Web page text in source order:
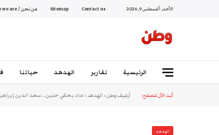
الأحد, أغسطس 9, 2026 Contact us
Sitemap من نحن / Who we are
الرئيسية تقارير الهدهد حياتنا
أنت الآن تتصفح: أرشيف وطن»الهدهد»عاد بخفي حنين.. سعد الدين
الهدهد